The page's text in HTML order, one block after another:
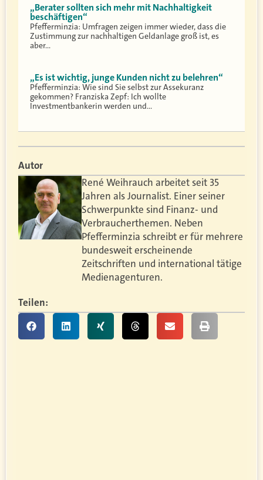
„Berater sollten sich mehr mit Nachhaltigkeit
beschäftigen“
Pfefferminzia: Umfragen zeigen immer wieder, dass die
Zustimmung zur nachhaltigen Geldanlage groß ist, es
aber…
„Es ist wichtig, junge Kunden nicht zu belehren“
Pfefferminzia: Wie sind Sie selbst zur Assekuranz
gekommen? Franziska Zepf: Ich wollte
Investmentbankerin werden und…
Autor
René Weihrauch arbeitet seit 35
Jahren als Journalist. Einer seiner
Schwerpunkte sind Finanz- und
Verbraucherthemen. Neben
Pfefferminzia schreibt er für mehrere
bundesweit erscheinende
Zeitschriften und international tätige
Medienagenturen.
Teilen: